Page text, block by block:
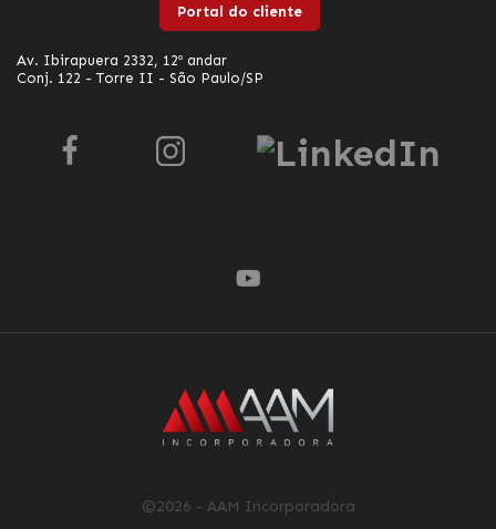
Portal do cliente
Av. Ibirapuera 2332, 12º andar
Conj. 122 - Torre II - São Paulo/SP
©2026 - AAM Incorporadora